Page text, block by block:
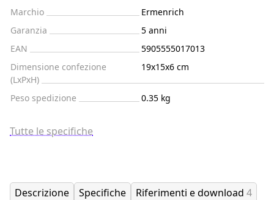
Marchio
Ermenrich
Garanzia
5 anni
EAN
5905555017013
Dimensione confezione
(LxPxH)
19x15x6 cm
Peso spedizione 0.35 kg
Tutte le specifiche
Descrizione Specifiche Riferimenti e download 4